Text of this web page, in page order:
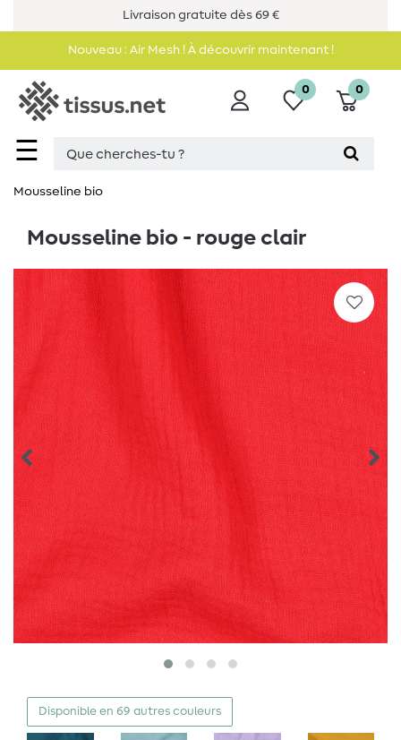
Livraison gratuite dès 69 €
Nouveau : Air Mesh ! À découvrir maintenant !
☰
0 0
Mousseline bio
Mousseline bio - rouge clair
Disponible en 69 autres couleurs